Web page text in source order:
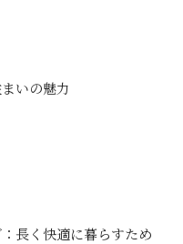
いの魅力
長く快適に暮らすため